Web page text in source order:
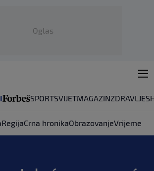
Oglas
SPORTSVIJETMAGAZINZDRAVLJE
RegijaCrna hronikaObrazovanjeVrijeme